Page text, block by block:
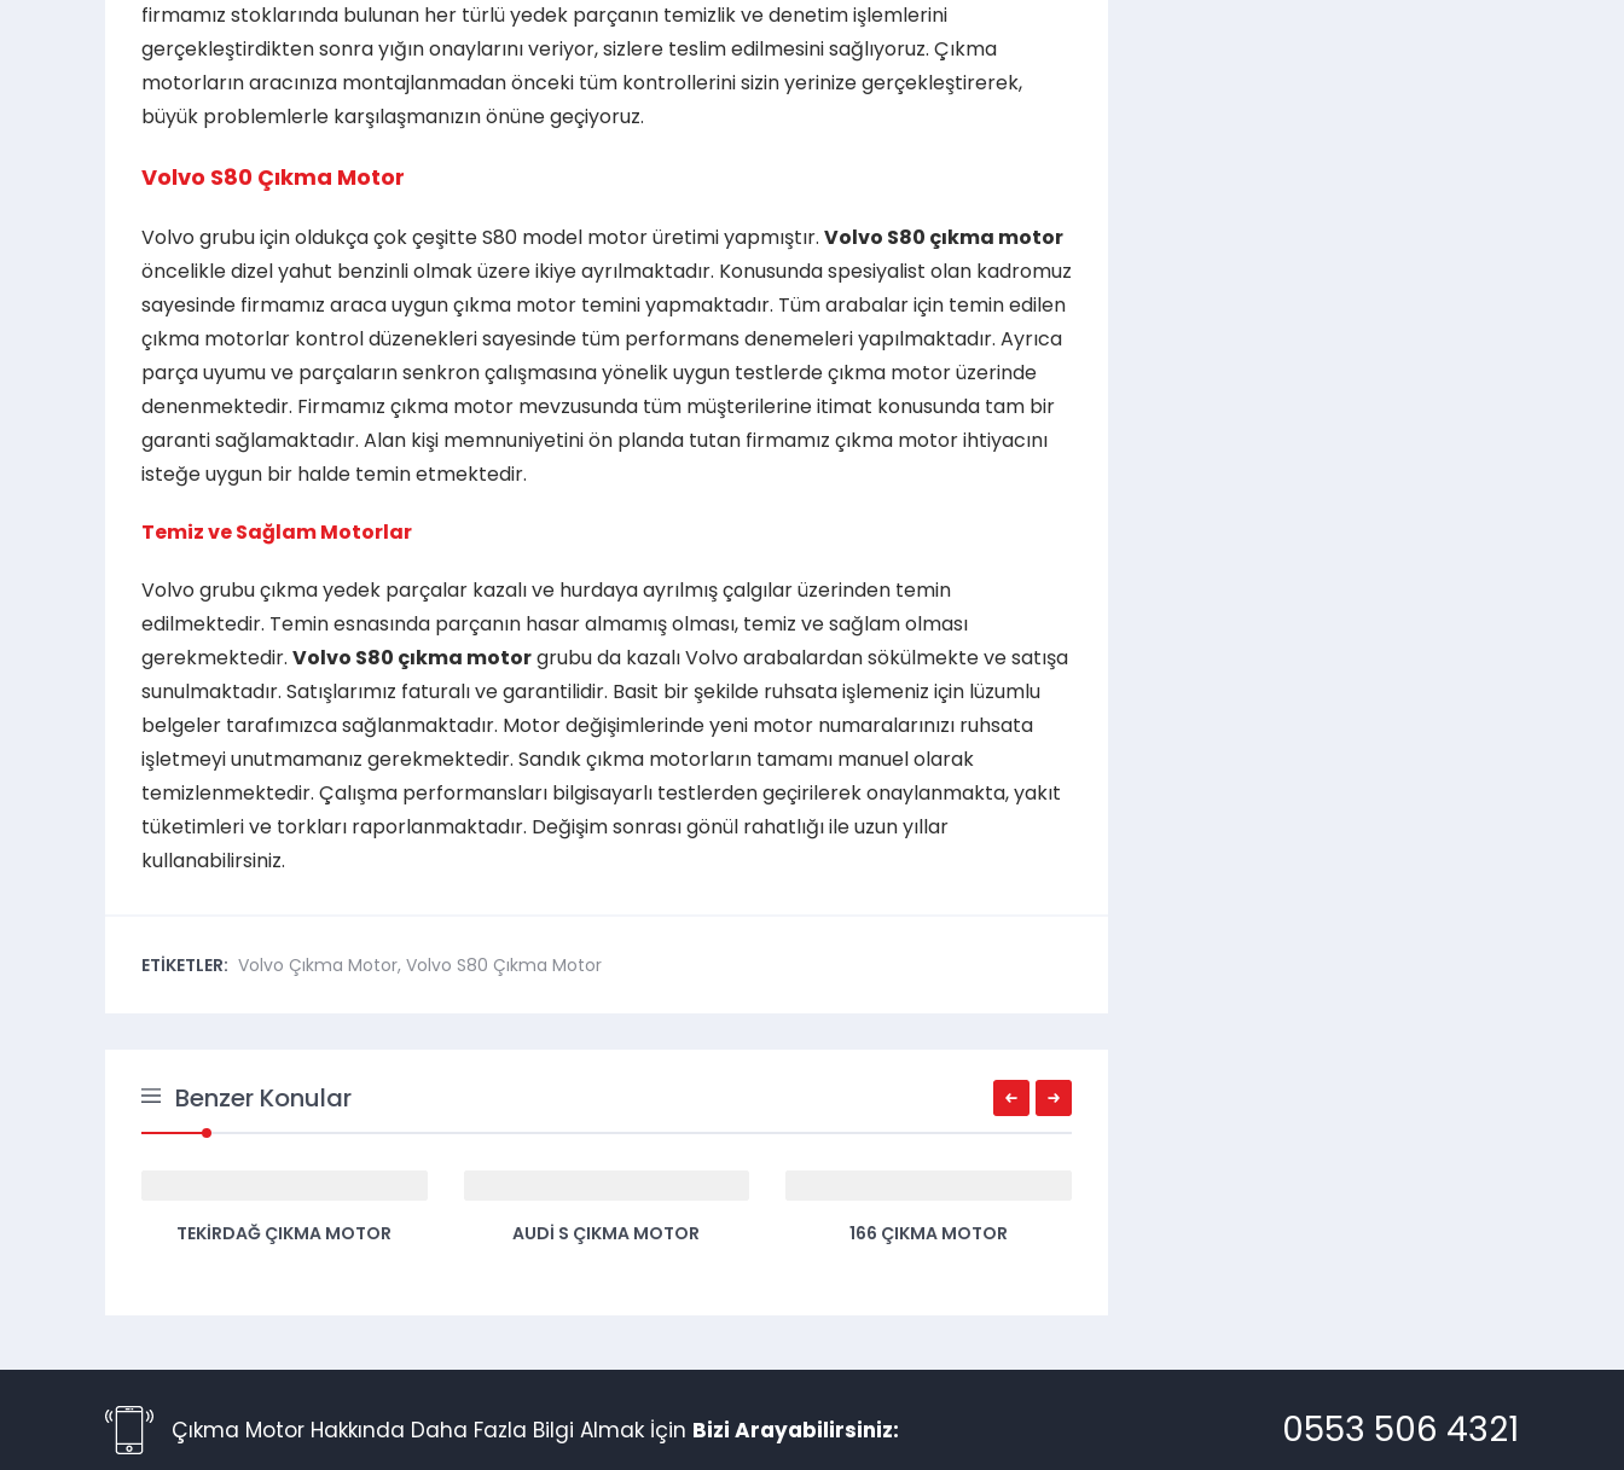
firmamız stoklarında bulunan her türlü yedek parçanın temizlik ve denetim işlemlerini
gerçekleştirdikten sonra yığın onaylarını veriyor, sizlere teslim edilmesini sağlıyoruz. Çıkma
motorların aracınıza montajlanmadan önceki tüm kontrollerini sizin yerinize gerçekleştirerek,
büyük problemlerle karşılaşmanızın önüne geçiyoruz.
Volvo S80 Çıkma Motor
Volvo grubu için oldukça çok çeşitte S80 model motor üretimi yapmıştır. Volvo S80 çıkma motor
öncelikle dizel yahut benzinli olmak üzere ikiye ayrılmaktadır. Konusunda spesiyalist olan kadromuz
sayesinde firmamız araca uygun çıkma motor temini yapmaktadır. Tüm arabalar için temin edilen
çıkma motorlar kontrol düzenekleri sayesinde tüm performans denemeleri yapılmaktadır. Ayrıca
parça uyumu ve parçaların senkron çalışmasına yönelik uygun testlerde çıkma motor üzerinde
denenmektedir. Firmamız çıkma motor mevzusunda tüm müşterilerine itimat konusunda tam bir
garanti sağlamaktadır. Alan kişi memnuniyetini ön planda tutan firmamız çıkma motor ihtiyacını
isteğe uygun bir halde temin etmektedir.
Temiz ve Sağlam Motorlar
Volvo grubu çıkma yedek parçalar kazalı ve hurdaya ayrılmış çalgılar üzerinden temin
edilmektedir. Temin esnasında parçanın hasar almamış olması, temiz ve sağlam olması
gerekmektedir. Volvo S80 çıkma motorgrubu da kazalı Volvo arabalardan sökülmekte ve satışa
sunulmaktadır. Satışlarımız faturalı ve garantilidir. Basit bir şekilde ruhsata işlemeniz için lüzumlu
belgeler tarafımızca sağlanmaktadır. Motor değişimlerinde yeni motor numaralarınızı ruhsata
işletmeyi unutmamanız gerekmektedir. Sandık çıkma motorların tamamı manuel olarak
temizlenmektedir. Çalışma performansları bilgisayarlı testlerden geçirilerek onaylanmakta, yakıt
tüketimleri ve torkları raporlanmaktadır. Değişim sonrası gönül rahatlığı ile uzun yıllar
kullanabilirsiniz.
ETİKETLER: Volvo Çıkma Motor, Volvo S80 Çıkma Motor
Benzer Konular
TEKIRDAĞ ÇIKMA MOTOR AUDI S ÇIKMA MOTOR 166 ÇIKMA MOTOR
Çıkma Motor Hakkında Daha Fazla Bilgi Almak İçin Bizi Arayabilirsiniz: 0553 506 4321